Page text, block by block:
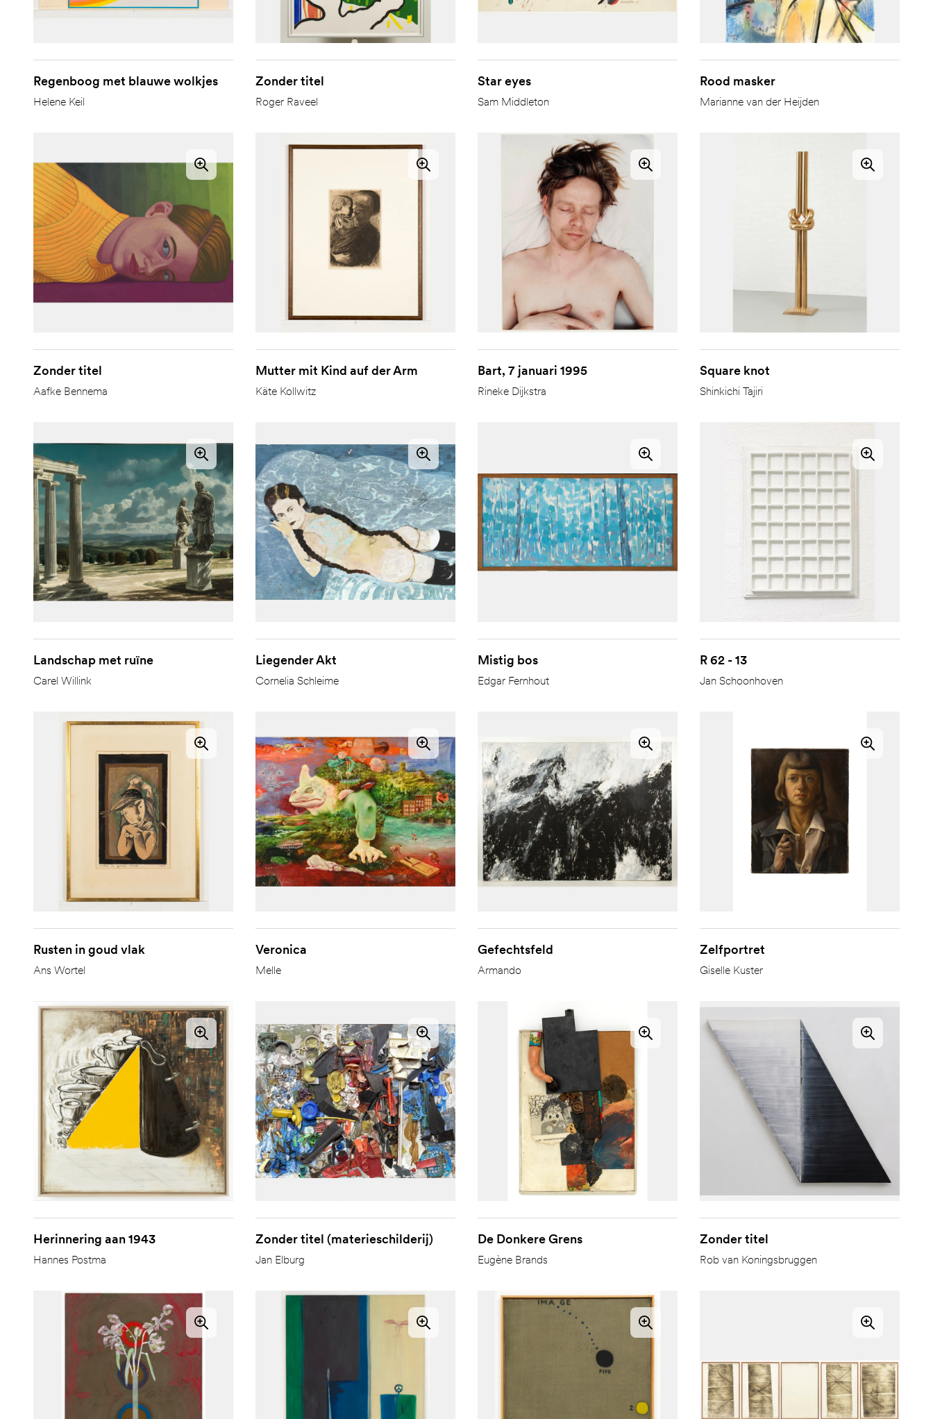
Regenboog met blauwe wolkjes
Helene Keil
Zonder titel
Roger Raveel
Star eyes
Sam Middleton
Rood masker
Marianne van der Heijden
Zonder titel
Aafke Bennema
Mutter mit Kind auf der Arm
Käte Kollwitz
Bart, 7 januari 1995
Rineke Dijkstra
Square knot
Shinkichi Tajiri
Landschap met ruïne
Carel Willink
Liegender Akt
Cornelia Schleime
Mistig bos
Edgar Fernhout
R 62 - 13
Jan Schoonhoven
Rusten in goud vlak
Ans Wortel
Veronica
Melle
Gefechtsfeld
Armando
Zelfportret
Giselle Kuster
Herinnering aan 1943
Hannes Postma
Zonder titel (materieschilderij)
Jan Elburg
De Donkere Grens
Eugène Brands
Zonder titel
Rob van Koningsbruggen